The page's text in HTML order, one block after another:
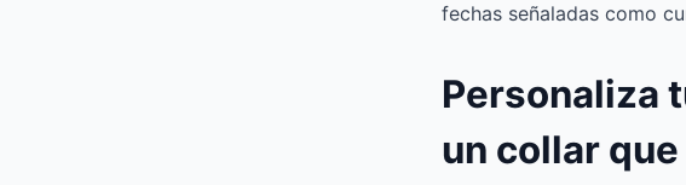
fechas señaladas como
Personaliza
un collar